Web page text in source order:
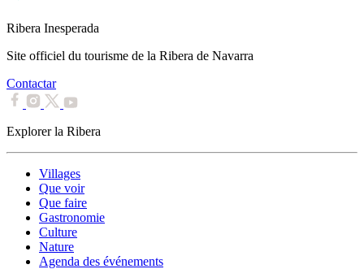
Ribera Inesperada
Site officiel du tourisme de la Ribera de Navarra
Contactar
Explorer la Ribera
Villages
Que voir
Que faire
Gastronomie
Culture
Nature
Agenda des événements